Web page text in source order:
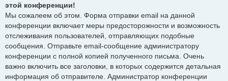
этой конференции!
Мы сожалеем об этом. Форма отправки email на данной
конференции включает меры предосторожности и возможность
отслеживания пользователей, отправляющих подобные
сообщения. Отправьте email-сообщение администратору
конференции с полной копией полученного письма. Очень
важно включить все заголовки, в которых содержится детальная
информация об отправителе. Администратор конференции